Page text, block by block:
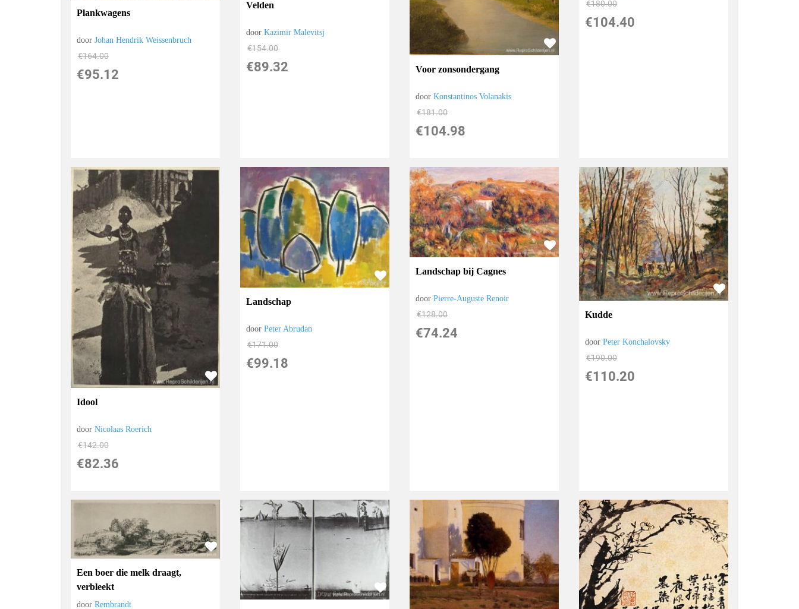
Plankwagens
doorJohan Hendrik Weissenbruch
€164.00
€95.12
Velden
doorKazimir Malevitsj
€154.00
€89.32 Voor zonsondergang
doorKonstantinos Volanakis
€181.00
€104.98
€180.00
€104.40
Idool
doorNicolaas Roerich
€142.00
€82.36
Landschap
doorPeter Abrudan
€171.00
€99.18
Landschap bij Cagnes
doorPierre-Auguste Renoir
€128.00
€74.24
Kudde
doorPeter Konchalovsky
€190.00
€110.20
Een boer die melk draagt,
verbleekt
doorRembrandt